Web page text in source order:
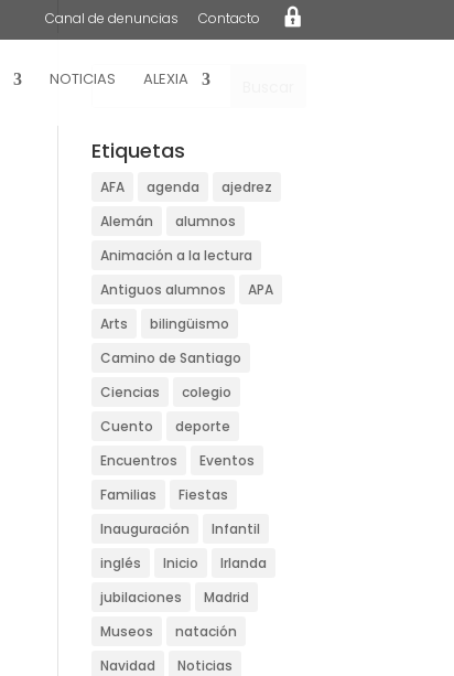
Canal de denuncias Contacto
g
NOTICIAS ALEXIA
Etiquetas
AFA agenda
ajedrez
Alemán
alumnos
Animación a la lectura
Antiguos alumnos
APA
Arts
bilingüismo
Camino de Santiago
Ciencias
colegio
Cuento
deporte
Encuentros
Eventos
Familias
Fiestas
Inauguración
Infantil
inglés
Inicio
Irlanda
jubilaciones
Madrid
Museos
natación
Navidad
Noticias